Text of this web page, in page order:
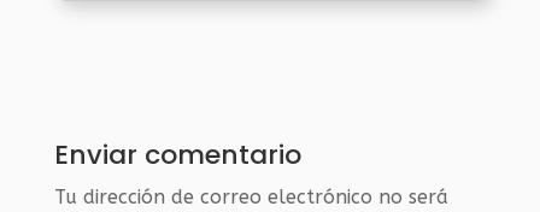
Enviar comentario
Tu dirección de correo electrónico no será